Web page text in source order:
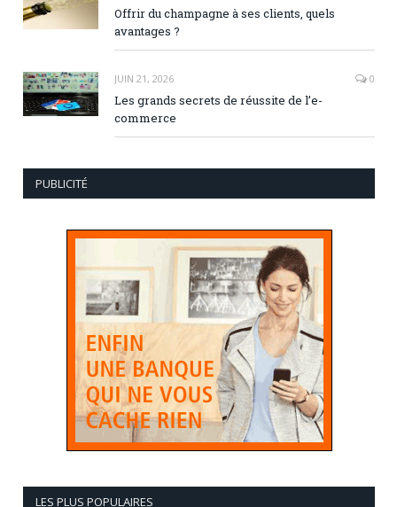
Offrir du champagne à ses clients, quels
avantages ?
JUIN 21, 2026 0
Les grands secrets de réussite de l’e-
commerce
PUBLICITÉ
LES PLUS POPULAIRES